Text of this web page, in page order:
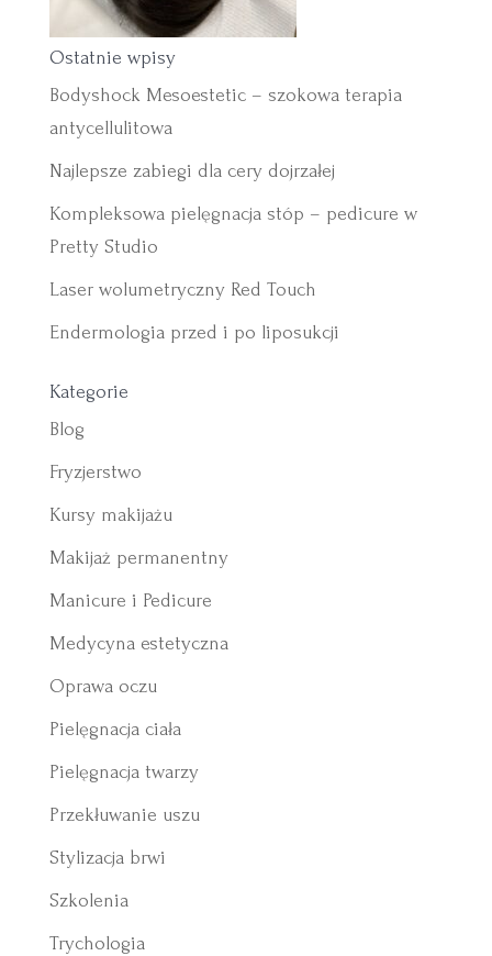
Ostatnie wpisy
Bodyshock Mesoestetic – szokowa terapia
antycellulitowa
Najlepsze zabiegi dla cery dojrzałej
Kompleksowa pielęgnacja stóp – pedicure w
Pretty Studio
Laser wolumetryczny Red Touch
Endermologia przed i po liposukcji
Kategorie
Blog
Fryzjerstwo
Kursy makijażu
Makijaż permanentny
Manicure i Pedicure
Medycyna estetyczna
Oprawa oczu
Pielęgnacja ciała
Pielęgnacja twarzy
Przekłuwanie uszu
Stylizacja brwi
Szkolenia
Trychologia